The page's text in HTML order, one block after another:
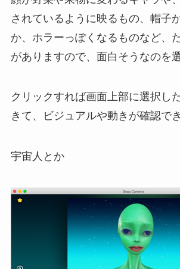
されているように映るもの、帽子
か、ホラーっぽくなるものなど、
がありますので、面白そうなのを
クリックすれば画面上部に選択し
きて、ビジュアルや動きが確認で
宇宙人とか